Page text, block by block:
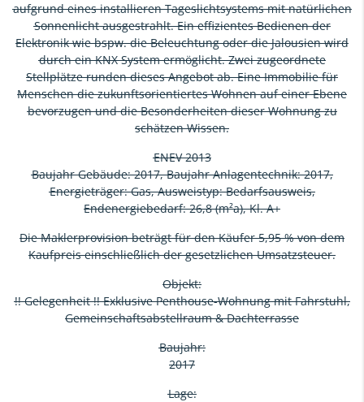
aufgrund eines installieren Tageslichtsystems mit natürlichen
Sonnenlicht ausgestrahlt. Ein effizientes Bedienen der
Elektronik wie bspw. die Beleuchtung oder die Jalousien wird
durch ein KNX System ermöglicht. Zwei zugeordnete
Stellplätze runden dieses Angebot ab. Eine Immobilie für
Menschen die zukunftsorientiertes Wohnen auf einer Ebene
bevorzugen und die Besonderheiten dieser Wohnung zu
schätzen Wissen.
ENEV 2013
Baujahr Gebäude: 2017, Baujahr Anlagentechnik: 2017,
Energieträger: Gas, Ausweistyp: Bedarfsausweis,
Endenergiebedarf: 26,8 (m²a), Kl. A+
Die Maklerprovision beträgt für den Käufer 5,95 % von dem
Kaufpreis einschließlich der gesetzlichen Umsatzsteuer.
Objekt:
!! Gelegenheit !! Exklusive Penthouse-Wohnung mit Fahrstuhl,
Gemeinschaftsabstellraum & Dachterrasse
Baujahr:
2017
Lage: